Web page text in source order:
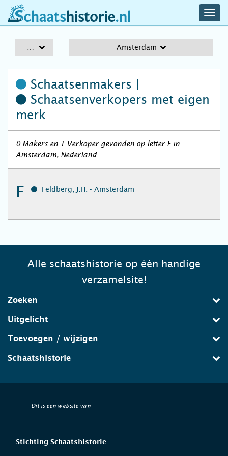
schaatshistorie.nl
Amsterdam
Schaatsenmakers |
Schaatsenverkopers met eigen
merk
0 Makers en 1 Verkoper gevonden op letter F in
Amsterdam, Nederland
F Feldberg, J.H. - Amsterdam
Alle schaatshistorie op één handige
verzamelsite!
Zoeken
Uitgelicht
Toevoegen / wijzigen
Schaatshistorie
Dit is een website van
Stichting Schaatshistorie